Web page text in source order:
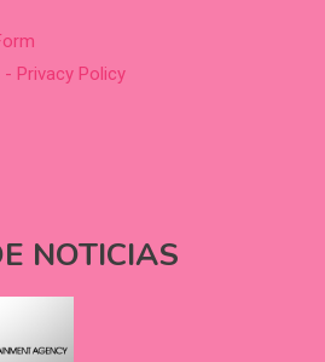
Privacy Policy
NOTICIAS